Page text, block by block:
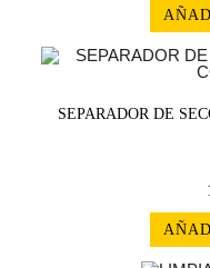
SEPARADOR DE